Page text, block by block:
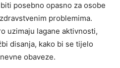
posebno opasno za osobe
problemima.
uzimaju lagane aktivnosti,
disanja, kako bi se tijelo
obaveze.